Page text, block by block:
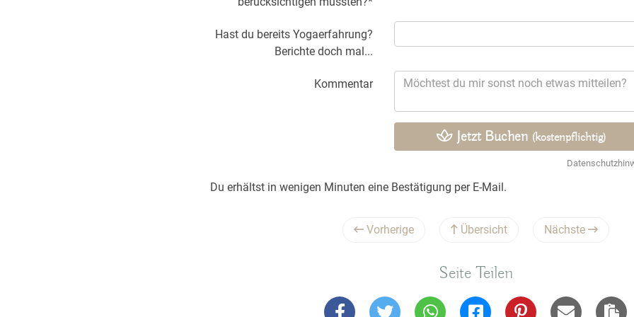
Hast du bereits Yogaerfahrung?
Berichte doch mal...
Kommentar
Jetzt Buchen (kostenpflichtig)
Du erhältst in wenigen Minuten eine Bestätigung per E-Mail.
Vorherige Übersicht Nächste
Seite Teilen